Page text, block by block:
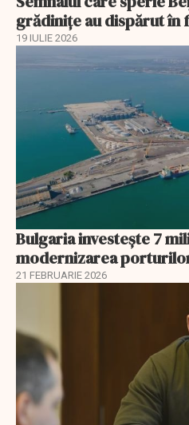
grădinițe au dispărut în
19 IULIE 2026
Bulgaria investește 7
modernizarea
21 FEBRUARIE 2026